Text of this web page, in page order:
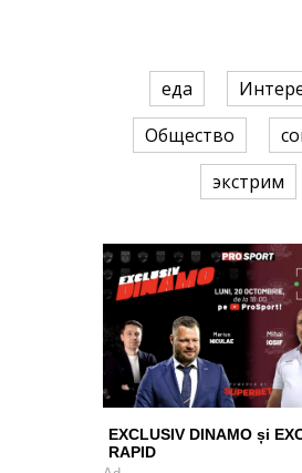
еда
Общество
экстрим
EXCLUSIV DINAMO și
RAPID